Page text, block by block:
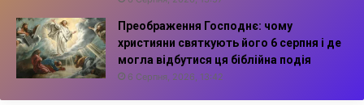
Преображення Господнє: чому
християни святкують його 6 серпня і де
могла відбутися ця біблійна подія
6 Серпня, 2026, 13:42